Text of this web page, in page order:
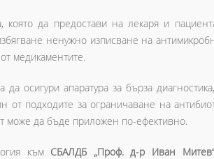
да предостави на лекаря и
ненужно изписване на
медикаментите.
да осигури апаратура за бърза
от подходите за ограничаване на
може да бъде приложен по-ефективно.
към СБАЛДБ „Проф. д-р Иван Митев“